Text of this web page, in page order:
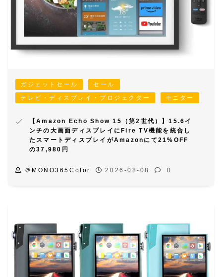
ガジェットセール
セール
テレビ・ディスプレイ・プロジェクター
モニター
【Amazon Echo Show 15（第2世代）】15.6イ
ンチの大画面ディスプレイにFire TV機能を統合し
たスマートディスプレイがAmazonにて21%OFF
の37,980円
＠MONO365Color 2026-08-08 0